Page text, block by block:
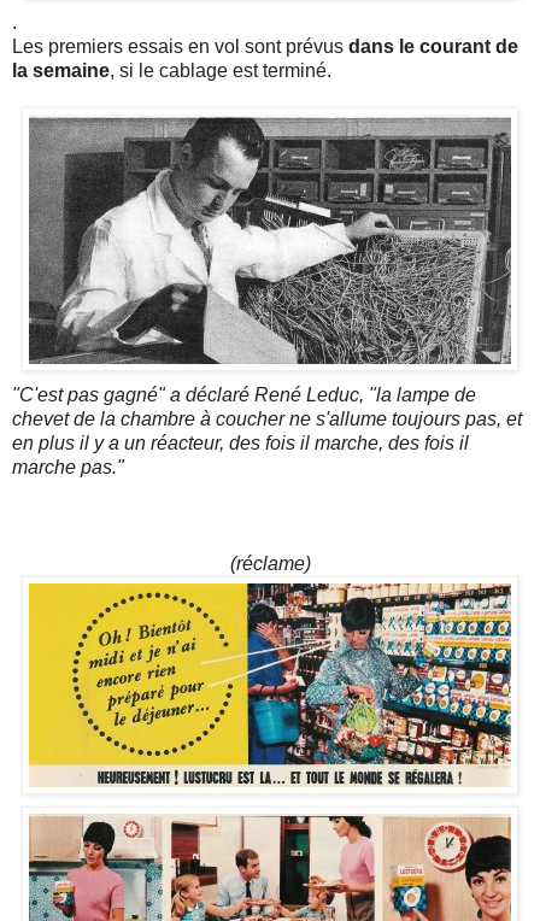
.
Les premiers essais en vol sont prévus dans le courant de
la semaine, si le cablage est terminé.
"C'est pas gagné" a déclaré René Leduc, "la lampe de
chevet de la chambre à coucher ne s'allume toujours pas, et
en plus il y a un réacteur, des fois il marche, des fois il
marche pas."
(réclame)